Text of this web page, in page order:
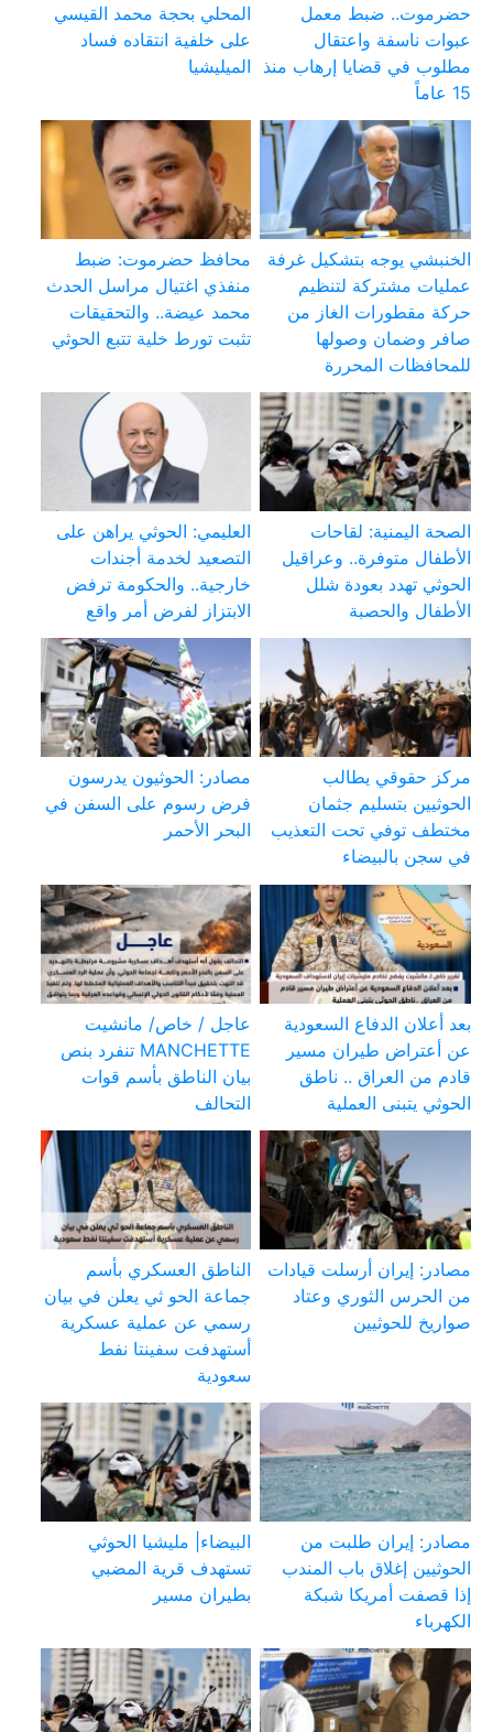
حضرموت.. ضبط معمل
عبوات ناسفة واعتقال
مطلوب في قضايا إرهاب منذ
15 عاماً
المحلي بحجة محمد القيسي
على خلفية انتقاده فساد
الميليشيا
الخنبشي يوجه بتشكيل غرفة
عمليات مشتركة لتنظيم
حركة مقطورات الغاز من
صافر وضمان وصولها
للمحافظات المحررة
محافظ حضرموت: ضبط
منفذي اغتيال مراسل الحدث
محمد عيضة.. والتحقيقات
تثبت تورط خلية تتبع الحوثي
الصحة اليمنية: لقاحات
الأطفال متوفرة.. وعراقيل
الحوثي تهدد بعودة شلل
الأطفال والحصبة
العليمي: الحوثي يراهن على
التصعيد لخدمة أجندات
خارجية.. والحكومة ترفض
الابتزاز لفرض أمر واقع
مركز حقوقي يطالب
الحوثيين بتسليم جثمان
مختطف توفي تحت التعذيب
في سجن بالبيضاء
مصادر: الحوثيون يدرسون
فرض رسوم على السفن في
البحر الأحمر
بعد أعلان الدفاع السعودية
عن أعتراض طيران مسير
قادم من العراق .. ناطق
الحوثي يتبنى العملية
عاجل / خاص/ مانشيت
MANCHETTE تنفرد بنص
بيان الناطق بأسم قوات
التحالف
مصادر: إيران أرسلت قيادات
من الحرس الثوري وعتاد
صواريخ للحوثيين
الناطق العسكري بأسم
جماعة الحو ثي يعلن في بيان
رسمي عن عملية عسكرية
أستهدفت سفينتا نفط
سعودية
مصادر: إيران طلبت من
الحوثيين إغلاق باب المندب
إذا قصفت أمريكا شبكة
الكهرباء
البيضاء| مليشيا الحوثي
تستهدف قرية المضبي
بطيران مسير